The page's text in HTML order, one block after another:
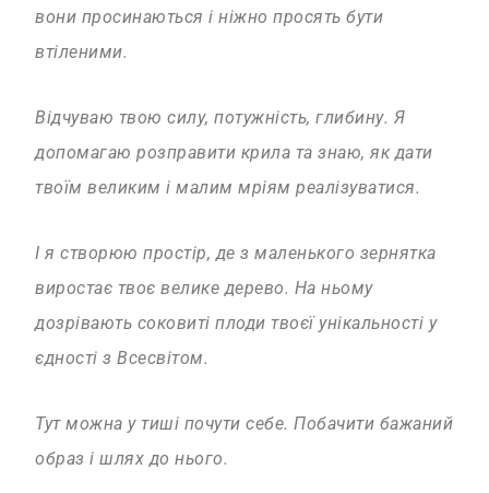
вони просинаються і ніжно просять бути
втіленими.
Відчуваю твою силу, потужність, глибину. Я
допомагаю розправити крила та знаю, як дати
твоїм великим і малим мріям реалізуватися.
І я створюю простір, де з маленького зернятка
виростає твоє велике дерево. На ньому
дозрівають соковиті плоди твоєї унікальності у
єдності з Всесвітом.
Тут можна у тиші почути себе.Побачити бажаний
образ і шлях до нього.